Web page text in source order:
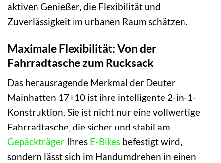
aktiven Genießer, die Flexibilität und
Zuverlässigkeit im urbanen Raum schätzen.
Maximale Flexibilität: Von der
Fahrradtasche zum Rucksack
Das herausragende Merkmal der Deuter
Mainhatten 17+10 ist ihre intelligente 2-in-1-
Konstruktion. Sie ist nicht nur eine vollwertige
Fahrradtasche, die sicher und stabil am
Gepäckträger Ihres E-Bikes befestigt wird,
sondern lässt sich im Handumdrehen in einen